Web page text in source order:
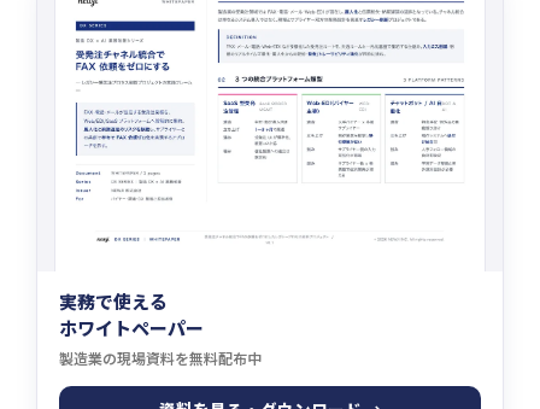
実務で使える
ホワイトペーパー
製造業の現場資料を無料配布中